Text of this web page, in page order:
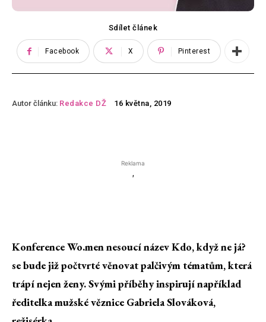
Sdílet článek
Facebook X Pinterest
Autor článku: Redakce DŽ 16 května, 2019
Reklama
'
Konference Wo.men nesoucí název Kdo, když ne já?
se bude již počtvrté věnovat palčivým tématům, která
trápí nejen ženy. Svými příběhy inspirují například
ředitelka mužské věznice Gabriela Slováková,